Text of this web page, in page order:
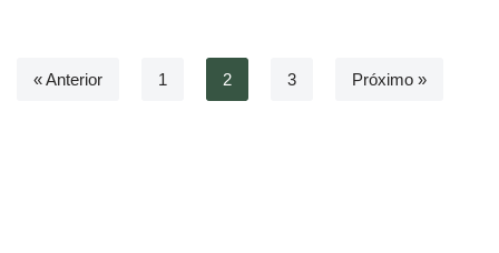
« Anterior 1 2 3 Próximo »